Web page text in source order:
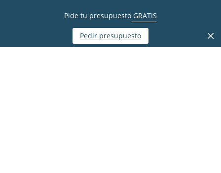
Pide tu presupuesto GRATIS
Pedir presupuesto